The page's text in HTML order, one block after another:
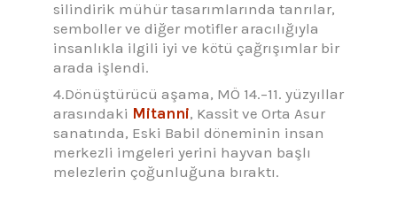
silindirik mühür tasarımlarında tanrılar,
semboller ve diğer motifler aracılığıyla
insanlıkla ilgili iyi ve kötü çağrışımlar bir
arada işlendi.
4.Dönüştürücü aşama, MÖ 14.–11. yüzyıllar
arasındaki Mitanni, Kassit ve Orta Asur
sanatında, Eski Babil döneminin insan
merkezli imgeleri yerini hayvan başlı
melezlerin çoğunluğuna bıraktı.